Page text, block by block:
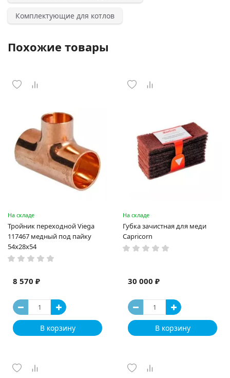
Комплектующие для котлов
Похожие товары
На складе
Тройник переходной Viega
117467 медный под пайку
54х28х54
8 570 ₽
В корзину
На складе
Губка зачистная для меди
Capricorn
30 000 ₽
В корзину